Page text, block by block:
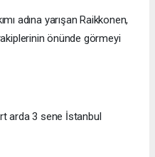
adına yarışan Raikkonen,
önünde görmeyi
arda 3 sene İstanbul